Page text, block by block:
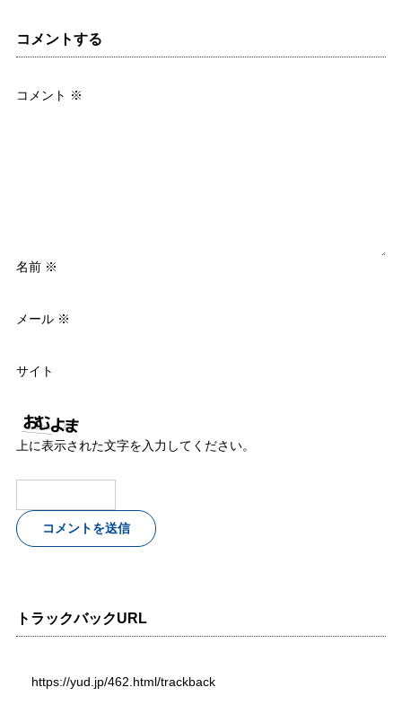
コメントする
コメント ※
名前 ※
メール ※
サイト
上に表示された文字を入力してください。
トラックバックURL
https://yud.jp/462.html/trackback